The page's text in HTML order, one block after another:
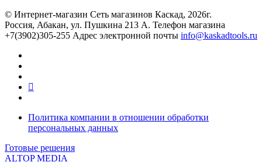
© Интернет-магазин Сеть магазинов Каскад, 2026г.
Россия, Абакан, ул. Пушкина 213 А. Телефон магазина
+7(3902)305-255 Адрес электронной почты info@kaskadtools.ru
Политика компании в отношении обработки
персональных данных
Готовые решения
ALTOP MEDIA